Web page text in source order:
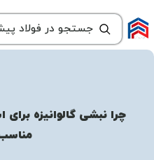
چرا نبشی گالوانیزه